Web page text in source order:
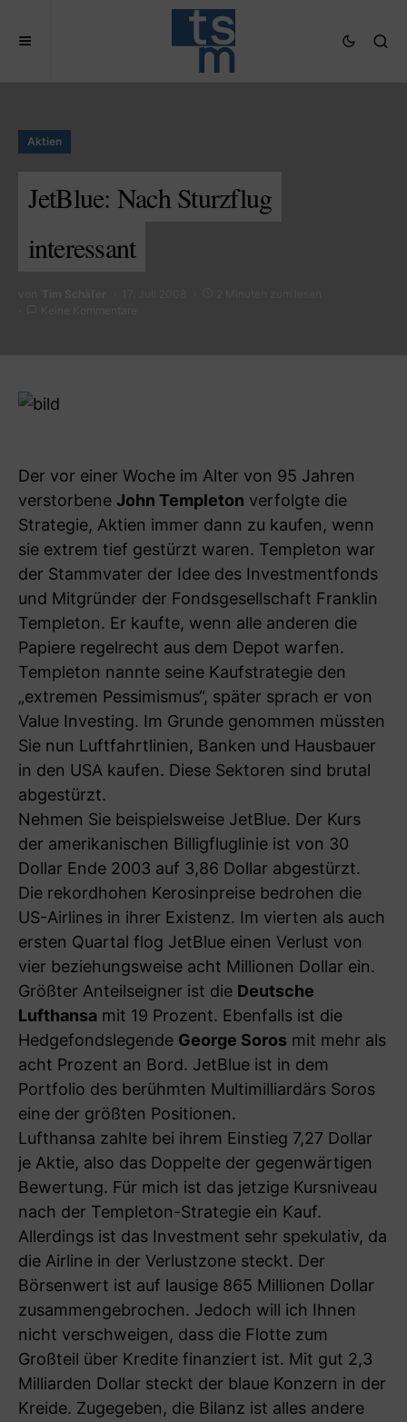
Aktien
JetBlue: Nach Sturzflug
interessant
Der vor einer Woche im Alter von 95 Jahren
verstorbene John Templeton verfolgte die
Strategie, Aktien immer dann zu kaufen, wenn
sie extrem tief gestürzt waren. Templeton war
der Stammvater der Idee des Investmentfonds
und Mitgründer der Fondsgesellschaft Franklin
Templeton. Er kaufte, wenn alle anderen die
Papiere regelrecht aus dem Depot warfen.
Templeton nannte seine Kaufstrategie den
„extremen Pessimismus“, später sprach er von
Value Investing. Im Grunde genommen müssten
Sie nun Luftfahrtlinien, Banken und Hausbauer
in den USA kaufen. Diese Sektoren sind brutal
abgestürzt.
Nehmen Sie beispielsweise JetBlue. Der Kurs
der amerikanischen Billigfluglinie ist von 30
Dollar Ende 2003 auf 3,86 Dollar abgestürzt.
Die rekordhohen Kerosinpreise bedrohen die
US-Airlines in ihrer Existenz. Im vierten als auch
ersten Quartal flog JetBlue einen Verlust von
vier beziehungsweise acht Millionen Dollar ein.
Größter Anteilseigner ist die Deutsche
Lufthansa mit 19 Prozent. Ebenfalls ist die
Hedgefondslegende George Soros mit mehr als
acht Prozent an Bord. JetBlue ist in dem
Portfolio des berühmten Multimilliardärs Soros
eine der größten Positionen.
Lufthansa zahlte bei ihrem Einstieg 7,27 Dollar
je Aktie, also das Doppelte der gegenwärtigen
Bewertung. Für mich ist das jetzige Kursniveau
nach der Templeton-Strategie ein Kauf.
Allerdings ist das Investment sehr spekulativ, da
die Airline in der Verlustzone steckt. Der
Börsenwert ist auf lausige 865 Millionen Dollar
zusammengebrochen. Jedoch will ich Ihnen
nicht verschweigen, dass die Flotte zum
Großteil über Kredite finanziert ist. Mit gut 2,3
Milliarden Dollar steckt der blaue Konzern in der
Kreide. Zugegeben, die Bilanz ist alles andere